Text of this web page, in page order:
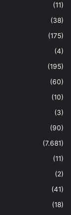
(11)
(38)
(175)
(4)
(195)
(60)
(10)
(3)
(90)
(7.681)
(11)
(2)
(41)
(18)